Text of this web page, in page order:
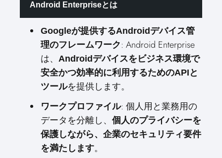
Android Enterpriseとは
Googleが提供するAndroidデバイス管
理のフレームワーク : Android Enterprise
は、
Androidデバイスをビジネス環境で
安全かつ効率的に利用するためのAPIと
ツールを提供します。
ワークプロファイル: 個人用と業務用の
データを分離し、
個人のプライバシーを
保護しながら、企業のセキュリティ要件
を満たします。